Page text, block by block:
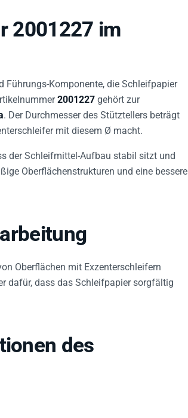
2001227 im
Führungs-Komponente, die Schleifpapier
2001227 gehört zur
. Der Durchmesser des Stütztellers beträgt
mit diesem Ø macht.
der Schleifmittel-Aufbau stabil sitzt und
Oberflächenstrukturen und eine bessere
Oberflächen mit Exzenterschleifern
dafür, dass das Schleifpapier sorgfältig
des